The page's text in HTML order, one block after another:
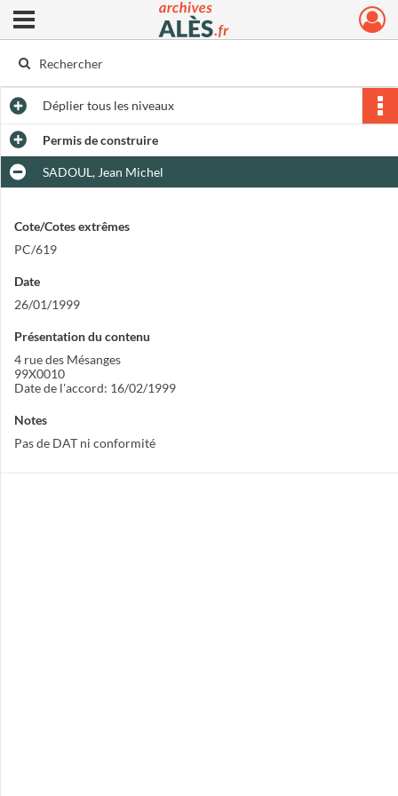
Archives municipales d'Alès
Ouvrir le menu déroulant
Dépliertous les niveaux
Permis de construire
SADOUL, Jean Michel
Cote/Cotes extrêmes
PC/619
Date
26/01/1999
Présentation du contenu
4 rue des Mésanges
99X0010
Date de l'accord: 16/02/1999
Notes
Pas de DAT ni conformité